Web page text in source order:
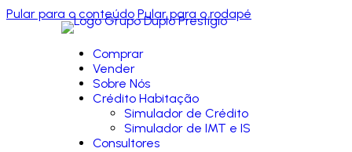
Pular para o conteúdo Pular para o rodapé
Comprar
Vender
Sobre Nós
Crédito Habitação
Simulador de Crédito
Simulador de IMT e IS
Consultores